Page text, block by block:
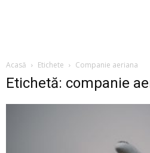
Acasă Etichete Companie aeriana
Etichetă: companie